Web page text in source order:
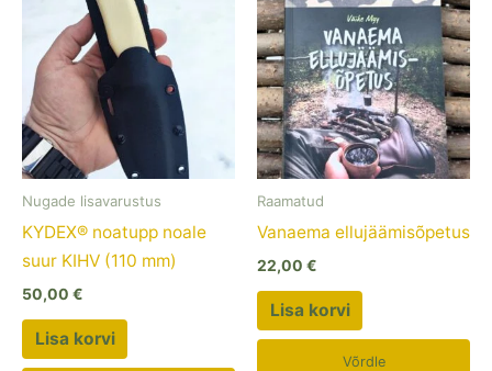
Nugade lisavarustus
KYDEX® noatupp noale
suur KIHV (110 mm)
50,00 €
Lisa korvi
Raamatud
Vanaema ellujäämisõpetus
22,00 €
Lisa korvi
Võrdle